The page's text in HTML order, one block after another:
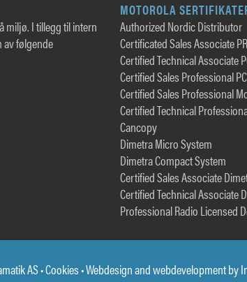
miljø. I tillegg til intern
av følgende
MOTOROLA
Authorized Nordic Distributor
Certificated Sales Associate
Certified Technical Associate
Certified Sales Professional
Certified Sales Professional
Certified Technical
Cancopy
Dimetra Micro System
Dimetra Compact System
Certified Sales Associate
Certified Technical Associate
Professional Radio Licensed
AS •Cookies • Webdesign and webdevelopment by